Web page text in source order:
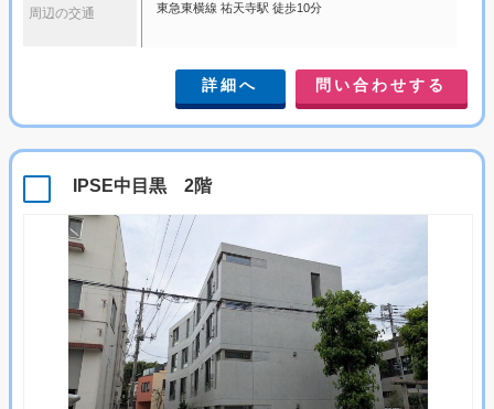
周辺の交通
東急東横線 祐天寺駅 徒歩10分
詳細へ 問い合わせする
IPSE中目黒 2階